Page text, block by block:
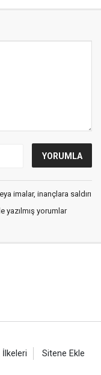
imalar, inançlara saldırı
yazılmış yorumlar
İlkeleri Sitene Ekle